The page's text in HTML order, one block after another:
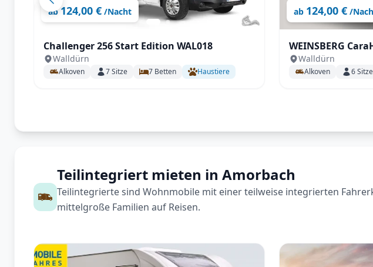
ab 124,00 € /Nacht
Challenger 256 Start Edition WAL018
Walldürn
Alkoven 7Sitze 7 Betten Haustiere
ab 124,00 € /
WEINSBERG
Rückfahrkamera
Walldürn
Alkoven 6Sitze
Teilintegriert mieten in Amorbach
Teilintegrierte sind Wohnmobile mit einer teilweise integrierten
mittelgroße Familien auf Reisen.